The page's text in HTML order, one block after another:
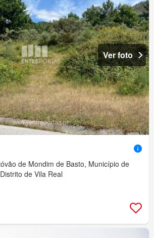
Ver foto
de Mondim de Basto, Município de
de Vila Real